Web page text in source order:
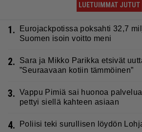
LUETUIMMAT JUTUT
1.
Eurojackpotissa poksahti 32,7
Suomen isoin voitto meni
2.
Sara ja Mikko Parikka etsivät
”Seuraavaan kotiin tämmöinen”
3. Vappu Pimiä sai huonoa
pettyi siellä kahteen asiaan
4. Poliisi teki surullisen löydön